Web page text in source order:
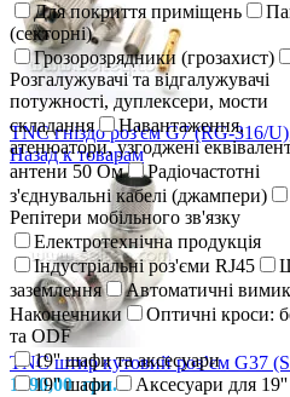
Для покриття приміщень
(секторні)
Грозорозрядники (грозахист)
Розгалужувачі та відгалужувачі
потужності, дуплексери, мости
складання
Навантаження,
атенюатори, узгоджені
антени 50 Ом
Радіочастотні
з'єднувальні кабелі (джампери)
Репітери мобільного зв'язку
Електротехнічна продукція
Індустріальні роз'єми RJ45
заземлення
Автоматичні
Наконечники
Оптичні кроси:
та ODF
19'' шафи та аксесуари
19'' шафи
Аксесуари для
TNC гніздо роз'єм G7 (RG-316/
Назад к товарам
TNC штир кутовий роз’єм G37
1290,00грн.